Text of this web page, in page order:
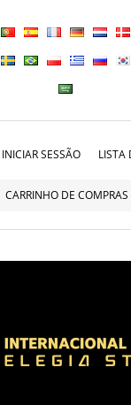
INICIAR SESSÃO LISTA
CARRINHO DE COMPRAS